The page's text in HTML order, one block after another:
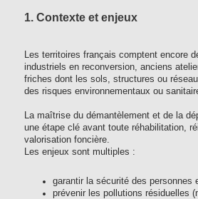
1. Contexte et enjeux
Les territoires français comptent encore
industriels en reconversion, anciens
friches dont les sols, structures ou
des risques environnementaux ou
La maîtrise du démantèlement et de la
une étape clé avant toute réhabilitation,
valorisation foncière.
Les enjeux sont multiples :
garantir la sécurité des personnes
prévenir les pollutions résiduelles